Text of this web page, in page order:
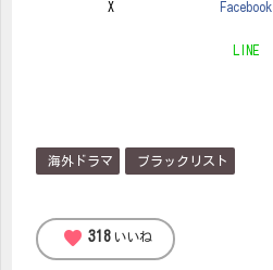
X Facebook
LINE
海外ドラマ ブラックリスト
favorite 318 いいね